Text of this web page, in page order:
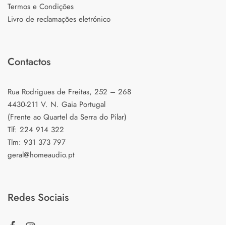
Termos e Condições
Livro de reclamações eletrónico
Contactos
Rua Rodrigues de Freitas, 252 – 268
4430-211 V. N. Gaia Portugal
(Frente ao Quartel da Serra do Pilar)
Tlf: 224 914 322
Tlm: 931 373 797
geral@homeaudio.pt
Redes Sociais